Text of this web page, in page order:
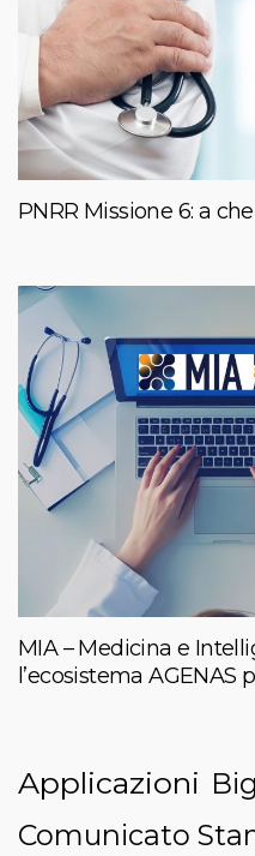
PNRR Missione 6: a
MIA – Medicina e
l’ecosistema
Applicazioni
Comunicato